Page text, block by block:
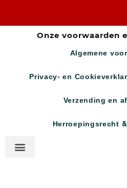
Onze voorwaarden
Algemene
Privacy- en
Verzending en
Herroepingsrecht